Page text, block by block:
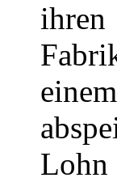
ihren